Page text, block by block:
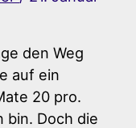
den Weg
auf ein
20 pro.
bin. Doch die